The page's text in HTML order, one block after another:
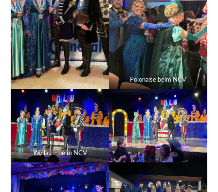
Polonaise beim NCV
Wöllau – beim NCV